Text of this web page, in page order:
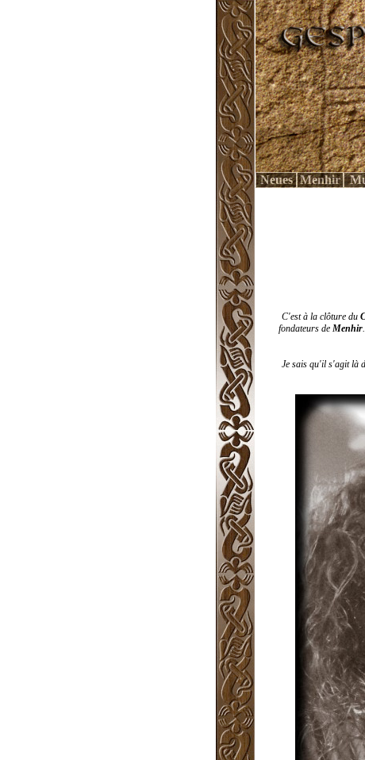
Neues Menhir
C'est à la clôture du
fondateurs de Menhir
Je sais qu'il s'agit là